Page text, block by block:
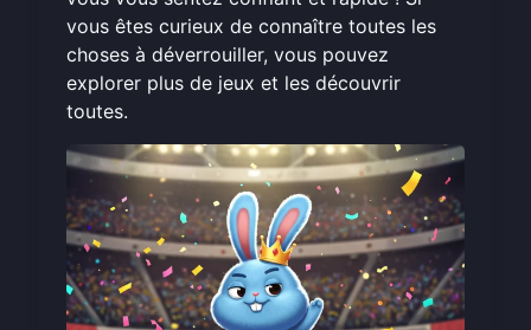
vous êtes curieux de connaître toutes les
choses à déverrouiller, vous pouvez
explorer plus de jeux et les découvrir
toutes.